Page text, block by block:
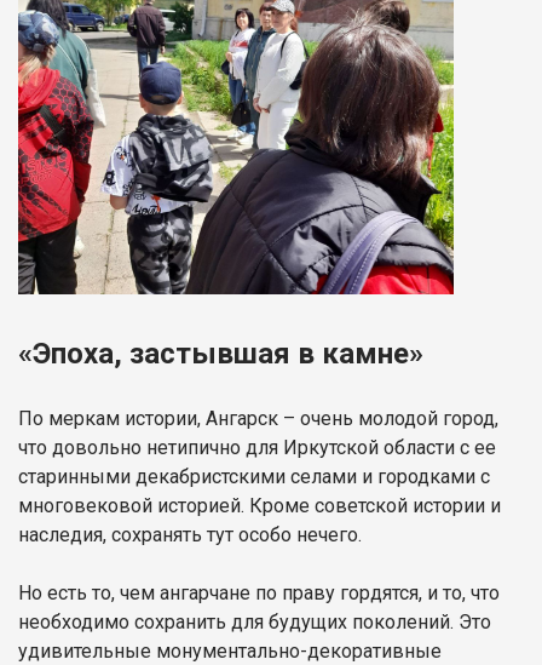
«Эпоха, застывшая в камне»
По меркам истории, Ангарск – очень молодой город,
что довольно нетипично для Иркутской области с ее
старинными декабристскими селами и городками с
многовековой историей. Кроме советской истории и
наследия, сохранять тут особо нечего.
Но есть то, чем ангарчане по праву гордятся, и то, что
необходимо сохранить для будущих поколений. Это
удивительные монументально-декоративные